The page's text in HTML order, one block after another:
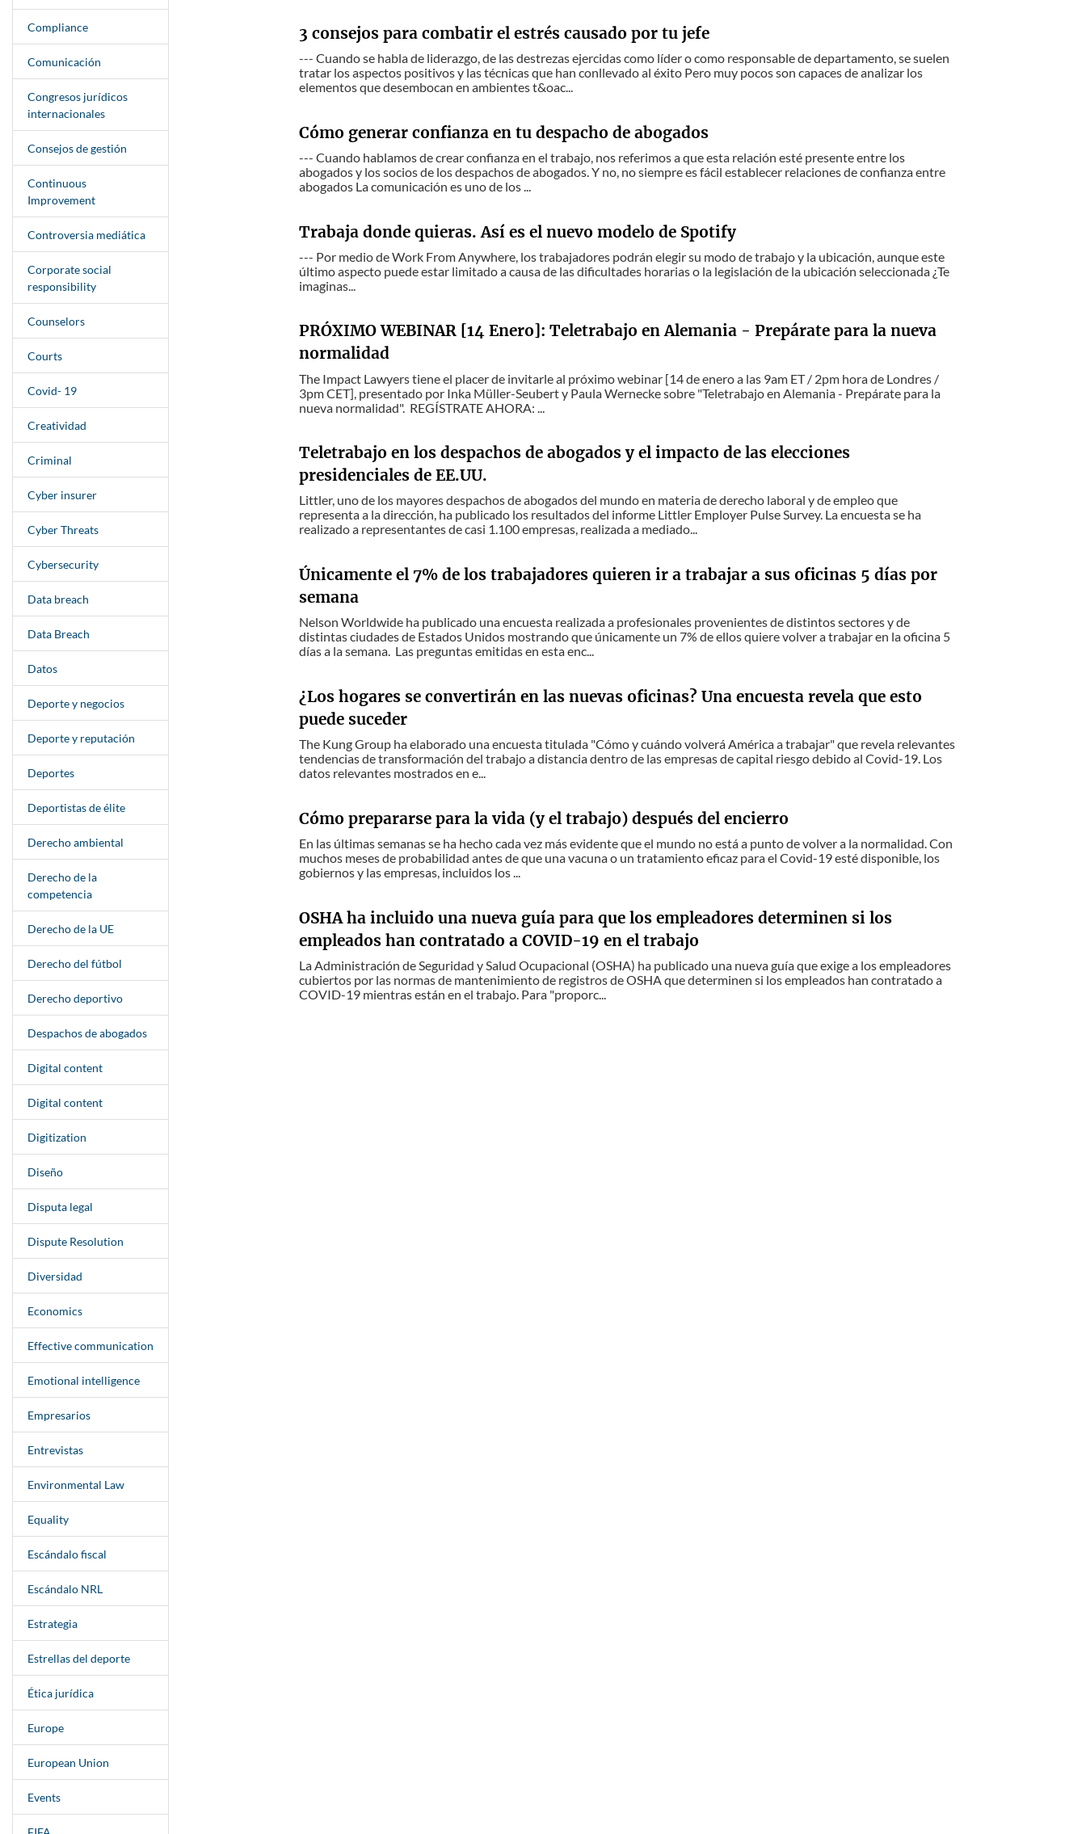
Compliance
Comunicación
Congresos jurídicos
internacionales
Consejos de gestión
Continuous
Improvement
Controversia mediática
Corporate social
responsibility
Counselors
Courts
Covid- 19
Creatividad
Criminal
Cyber insurer
Cyber Threats
Cybersecurity
Data breach
Data Breach
Datos
Deporte y negocios
Deporte y reputación
Deportes
Deportistas de élite
Derecho ambiental
Derecho de la
competencia
Derecho de la UE
Derecho del fútbol
Derecho deportivo
Despachos de abogados
Digital content
Digital content
Digitization
Diseño
Disputa legal
Dispute Resolution
Diversidad
Economics
Effective communication
Emotional intelligence
Empresarios
Entrevistas
Environmental Law
Equality
Escándalo fiscal
Escándalo NRL
Estrategia
Estrellas del deporte
Ética jurídica
Europe
European Union
Events
3 consejos para combatir el estrés causado por tu jefe
--- Cuando se habla de liderazgo, de las destrezas ejercidas como líder o como responsable de departamento, se suelen
tratar los aspectos positivos y las técnicas que han conllevado al éxito Pero muy pocos son capaces de analizar los
elementos que desembocan en ambientes t&oac...
Cómo generar confianza en tu despacho de abogados
--- Cuando hablamos de crear confianza en el trabajo, nos referimos a que esta relación esté presente entre los
abogados y los socios de los despachos de abogados. Y no, no siempre es fácil establecer relaciones de confianza entre
abogados La comunicación es uno de los ...
Trabaja donde quieras. Así es el nuevo modelo de Spotify
--- Por medio de Work From Anywhere, los trabajadores podrán elegir su modo de trabajo y la ubicación, aunque este
último aspecto puede estar limitado a causa de las dificultades horarias o la legislación de la ubicación seleccionada ¿Te
imaginas...
PRÓXIMO WEBINAR [14 Enero]: Teletrabajo en Alemania - Prepárate para la nueva
normalidad
The Impact Lawyers tiene el placer de invitarle al próximo webinar [14 de enero a las 9am ET / 2pm hora de Londres /
3pm CET], presentado por Inka Müller-Seubert y Paula Wernecke sobre "Teletrabajo en Alemania - Prepárate para la
nueva normalidad". REGÍSTRATE AHORA: ...
Teletrabajo en los despachos de abogados y el impacto de las elecciones
presidenciales de EE.UU.
Littler, uno de los mayores despachos de abogados del mundo en materia de derecho laboral y de empleo que
representa a la dirección, ha publicado los resultados del informe Littler Employer Pulse Survey. La encuesta se ha
realizado a representantes de casi 1.100 empresas, realizada a mediado...
Únicamente el 7% de los trabajadores quieren ir a trabajar a sus oficinas 5 días por
semana
Nelson Worldwide ha publicado una encuesta realizada a profesionales provenientes de distintos sectores y de
distintas ciudades de Estados Unidos mostrando que únicamente un 7% de ellos quiere volver a trabajar en la oficina 5
días a la semana. Las preguntas emitidas en esta enc...
¿Los hogares se convertirán en las nuevas oficinas? Una encuesta revela que esto
puede suceder
The Kung Group ha elaborado una encuesta titulada "Cómo y cuándo volverá América a trabajar" que revela relevantes
tendencias de transformación del trabajo a distancia dentro de las empresas de capital riesgo debido al Covid-19. Los
datos relevantes mostrados en e...
Cómo prepararse para la vida (y el trabajo) después del encierro
En las últimas semanas se ha hecho cada vez más evidente que el mundo no está a punto de volver a la normalidad. Con
muchos meses de probabilidad antes de que una vacuna o un tratamiento eficaz para el Covid-19 esté disponible, los
gobiernos y las empresas, incluidos los ...
OSHA ha incluido una nueva guía para que los empleadores determinen si los
empleados han contratado a COVID-19 en el trabajo
La Administración de Seguridad y Salud Ocupacional (OSHA) ha publicado una nueva guía que exige a los empleadores
cubiertos por las normas de mantenimiento de registros de OSHA que determinen si los empleados han contratado a
COVID-19 mientras están en el trabajo. Para "proporc...